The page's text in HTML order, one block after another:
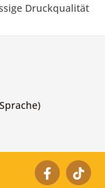
Druckqualität